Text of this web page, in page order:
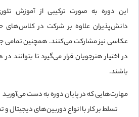
این دوره به صورت ترکیبی از آموزش
دانش‌پذیران علاوه بر شرکت در کلاس‌های
عکاسی نیز مشارکت می‌کنند. همچنین تمامی
در اختیار هنرجویان قرار می‌گیرد تا بتوانند
باشند.
مهارت‌هایی که در پایان دوره به دست می‌آورید
تسلط بر کار با انواع دوربین‌های دیجیتال و